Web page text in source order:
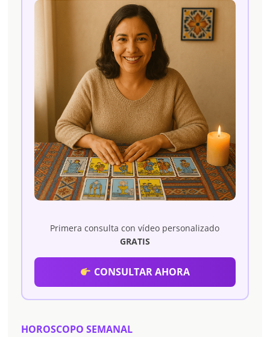
Primera consulta con vídeo personalizado
GRATIS
CONSULTAR AHORA
HOROSCOPO SEMANAL